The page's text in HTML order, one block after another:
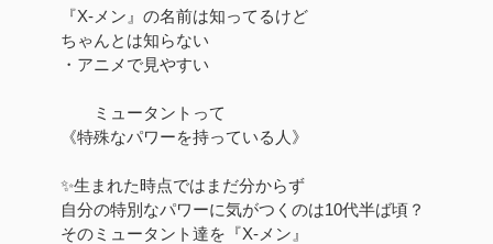
『X-メン』の名前は知ってるけど
ちゃんとは知らない
・アニメで見やすい
ミュータントって
《特殊なパワーを持っている人》
✨生まれた時点ではまだ分からず
自分の特別なパワーに気がつくのは10代半ば頃？
そのミュータント達を『X-メン』